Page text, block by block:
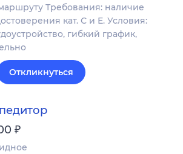
Требования: наличие
кат. С и Е. Условия:
гибкий график,
Откликнуться
₽